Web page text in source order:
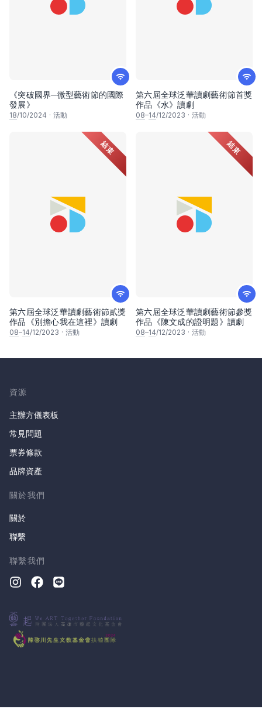
《突破國界─微型藝術節的國際
發展》
18/10/2024 · 活動
第六屆全球泛華讀劇藝術節首獎
作品《水》讀劇
08–14/12/2023 · 活動
結束
第六屆全球泛華讀劇藝術節貳獎
作品《別擔心我在這裡》讀劇
08–14/12/2023 · 活動
結束
第六屆全球泛華讀劇藝術節參獎
作品《陳文成的證明題》讀劇
08–14/12/2023 · 活動
資源
主辦方儀表板
常見問題
票券條款
品牌資產
關於我們
關於
聯繫
聯繫我們